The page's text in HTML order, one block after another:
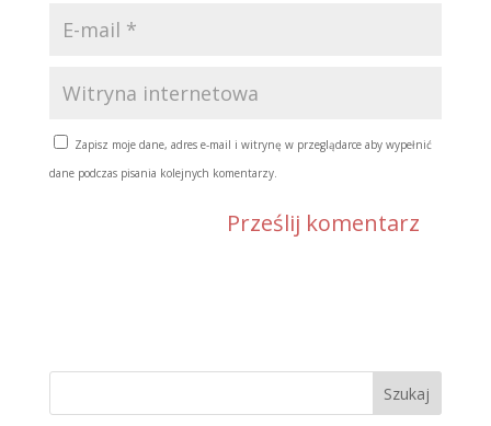
Zapisz moje dane, adres e-mail i witrynę w przeglądarce aby wypełnić
dane podczas pisania kolejnych komentarzy.